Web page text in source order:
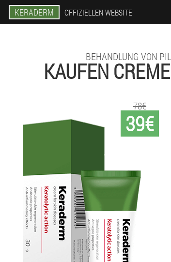
KERADERM OFFIZIELLEN WEBSITE
BEHANDLUNG VON
KAUFEN
39€
78€